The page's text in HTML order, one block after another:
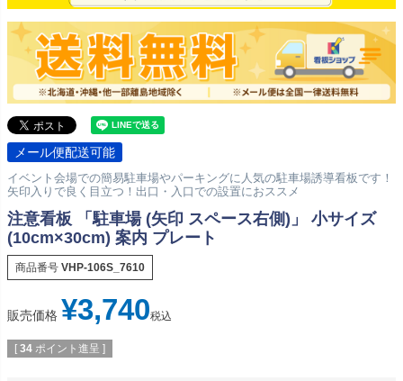
メール便配送可能
イベント会場での簡易駐車場やパーキングに人気の駐車場誘導看板です！
矢印入りで良く目立つ！出口・入口での設置におススメ
注意看板 「駐車場 (矢印 スペース右側)」 小サイズ
(10cm×30cm) 案内 プレート
商品番号 VHP-106S_7610
販売価格 ¥3,740税込
[ 34 ポイント進呈 ]